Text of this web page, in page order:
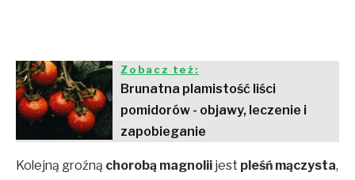
Zobacz też:
Brunatna plamistość liści
pomidorów - objawy, leczenie i
zapobieganie
Kolejną groźną chorobą magnolii jest pleśń mączysta,